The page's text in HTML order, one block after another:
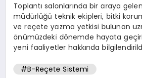
Toplantı salonlarında bir araya
müdürlüğü teknik ekipleri, bitki
ve reçete yazma yetkisi bulunan
önümüzdeki dönemde hayata
yeni faaliyetler hakkında
#B-Reçete Sistemi